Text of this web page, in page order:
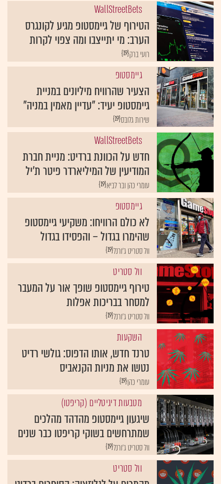
WallStreetBets
הטירוף של גיימסטופ מגיע לקונגרס
הערב: מי יתייצבו ומה צפוי לקרות
{19}רועי ברק
גיימסטופ
הצעיר שהרוויח מיליונים במניית
גיימסטופ יעיד: "עדיין מאמין במניה"
{19}שירות גלובס
WallStreetBets
חדש על הכוונת ברדיט: מניית חברת
המודיעין של המיליארדר פיטר ת'יל
{19}עומרי כהן ובר לביא
גיימסטופ
לא כולם הרוויחו: משקיעי גיימסטופ
שהימרו בגדול – והפסידו בגדול
{19}וול סטריט ג'ורנל
וול סטריט
טירוף גיימסטופ שופך אור על המעבר
למסחר בבריכות אפלות
{19}וול סטריט ג'ורנל
השקעות
טרנד חדש, אותו הדפוס: גולשי רדיט
נטשו את מניות הקנאביס
{19}עומרי כהן
מטבעות דיגיטליים (קריפטו)
שיגעון גיימסטופ מהדהד מהלכים
שמתרחשים בשוקי קריפטו כבר שנים
{19}וול סטריט ג'ורנל
וול סטריט